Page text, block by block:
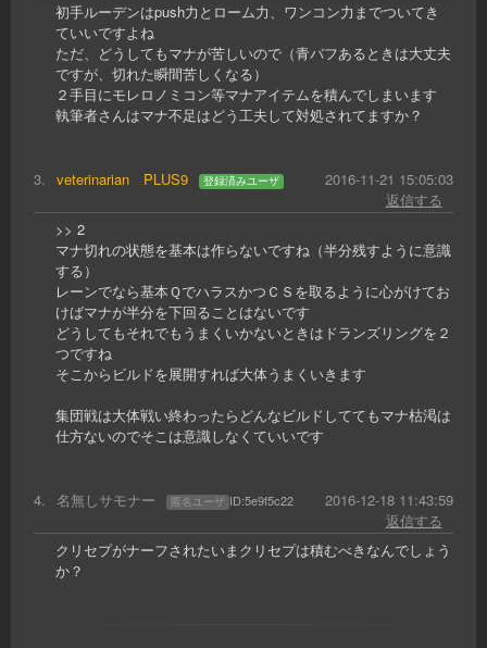
初手ルーデンはpush力とローム力、ワンコン力までついてき
ていいですよね
ただ、どうしてもマナが苦しいので（青バフあるときは大丈夫
ですが、切れた瞬間苦しくなる）
２手目にモレロノミコン等マナアイテムを積んでしまいます
執筆者さんはマナ不足はどう工夫して対処されてますか？
3. veterinarian PLUS9 登録済みユーザ
2016-11-21 15:05:03
返信する
>> 2
マナ切れの状態を基本は作らないですね（半分残すように意識
する）
レーンでなら基本ＱでハラスかつＣＳを取るように心がけてお
けばマナが半分を下回ることはないです
どうしてもそれでもうまくいかないときはドランズリングを２
つですね
そこからビルドを展開すれば大体うまくいきます
集団戦は大体戦い終わったらどんなビルドしててもマナ枯渇は
仕方ないのでそこは意識しなくていいです
4. 名無しサモナー 匿名ユーザ ID:5e9f5c22
2016-12-18 11:43:59
返信する
クリセプがナーフされたいまクリセプは積むべきなんでしょう
か？